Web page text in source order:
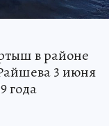
в районе
3 июня
года